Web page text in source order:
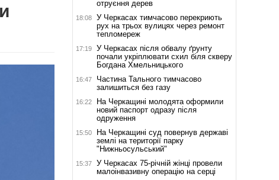
отруєння дерев
18:08
У Черкасах тимчасово перекриють
рух на трьох вулицях через ремонт
тепломереж
17:19
У Черкасах після обвалу ґрунту
почали укріплювати схил біля скверу
Богдана Хмельницького
16:47
Частина Тального тимчасово
залишиться без газу
16:22
На Черкащині молодята оформили
новий паспорт одразу після
одруження
15:50
На Черкащині суд повернув державі
землі на території парку
"Нижньосульський"
15:37
У Черкасах 75-річній жінці провели
малоінвазивну операцію на серці